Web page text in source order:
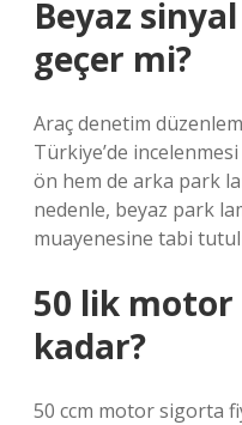
Beyaz
geçer mi?
Araç denetim
Türkiye’de
ön hem de arka park
nedenle, beyaz park
muayenesine tabi
50 lik motor
kadar?
50 ccm motor sigorta